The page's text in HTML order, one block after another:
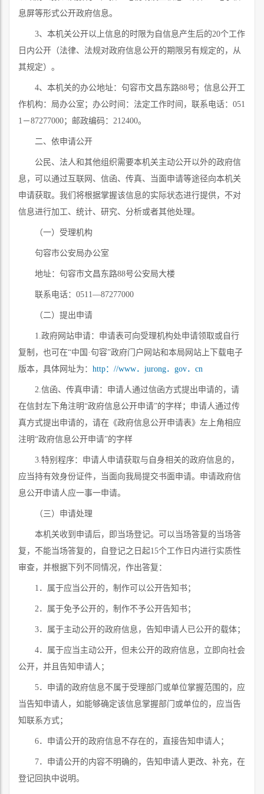
息屏等形式公开政府信息。
3、本机关公开以上信息的时限为自信息产生后的20个工作
日内公开（法律、法规对政府信息公开的期限另有规定的，从
其规定）。
4、本机关的办公地址：句容市文昌东路88号 ；信息公开工
作机构：局办公室；办公时间：法定工作时间，联系电话： 051
1－87277000； 邮政编码：212400。
二、依申请公开
公民、法人和其他组织需要本机关主动公开以外的政府信
息，可以通过互联网、信函、传真、当面申请等途径向本机关
申请获取。我们将根据掌握该信息的实际状态进行提供，不对
信息进行加工、统计、研究、分析或者其他处理。
（一）受理机构
句容市公安局办公室
地址：句容市文昌东路88号公安局大楼
联系电话： 0511—87277000
（二）提出申请
1.政府网站申请：申请表可向受理机构处申请领取或自行
复制，也可在“中国 ·句容”政府门户网站和本局网站上下载电子
版本，具体网址为： http：//www．jurong．gov．cn
2. 信函、传真申请：申请人通过信函方式提出申请的，请
在信封左下角注明“政府信息公开申请”的字样；申请人通过传
真方式提出申请的，请在《政府信息公开申请表》左上角相应
注明“政府信息公开申请”的字样
3. 特别程序：申请人申请获取与自身相关的政府信息的，
应当持有效身份证件，当面向我局提交书面申请。 申请政府信
息公开申请人应一事一申请。
（三）申请处理
本机关收到申请后，即当场登记。可以当场答复的当场答
复，不能当场答复的，自登记之日起15个工作日内进行实质性
审查，并根据下列不同情况，作出答复：
1． 属于应当公开的，制作可以公开告知书；
2． 属于免予公开的，制作不予公开告知书；
3． 属于主动公开的政府信息，告知申请人已公开的载体；
4． 属于应当主动公开，但未公开的政府信息，立即向社会
公开，并且告知申请人；
5． 申请的政府信息不属于受理部门或单位掌握范围的，应
当告知申请人，如能够确定该信息掌握部门或单位的，应当告
知联系方式；
6． 申请公开的政府信息不存在的，直接告知申请人；
7． 申请公开的内容不明确的，告知申请人更改、补充，在
登记回执中说明。